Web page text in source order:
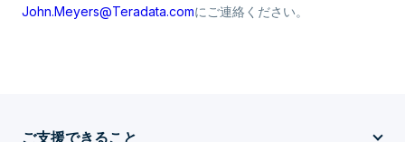
John.Meyers@Teradata.comにご連絡ください。
ご支援できること